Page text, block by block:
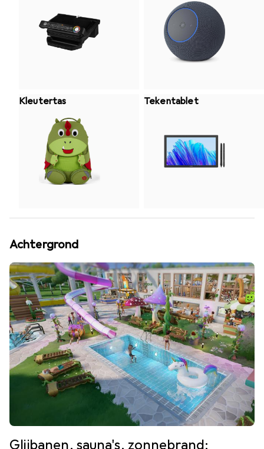
Kleutertas Tekentablet
Achtergrond
Glijbanen, sauna's, zonnebrand: